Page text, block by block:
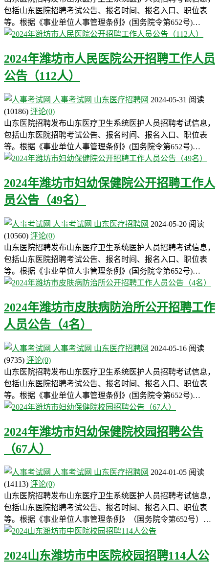
包括山东医院招聘考试公告、报名时间、报名入口、职位表
等。根据《事业单位人事管理条例》(国务院令第652号)…
2024年潍坊市人民医院公开招聘工作人员
公告（112人）
人事考试网 山东医疗招聘网 2024-05-31 阅读
(10186) 评论(0)
山东医院招聘发布山东医疗卫生系统医护人员招聘考试信息，
包括山东医院招聘考试公告、报名时间、报名入口、职位表
等。根据《事业单位人事管理条例》(国务院令第652号)…
2024年潍坊市妇幼保健院公开招聘工作人
员公告（49名）
人事考试网 山东医疗招聘网 2024-05-20 阅读
(10560) 评论(0)
山东医院招聘发布山东医疗卫生系统医护人员招聘考试信息，
包括山东医院招聘考试公告、报名时间、报名入口、职位表
等。根据《事业单位人事管理条例》(国务院令第652号)…
2024年潍坊市皮肤病防治所公开招聘工作
人员公告（4名）
人事考试网 山东医疗招聘网 2024-05-16 阅读
(9735) 评论(0)
山东医院招聘发布山东医疗卫生系统医护人员招聘考试信息，
包括山东医院招聘考试公告、报名时间、报名入口、职位表
等。根据《事业单位人事管理条例》(国务院令第652号)…
2024年潍坊市妇幼保健院校园招聘公告
（67人）
人事考试网 山东医疗招聘网 2024-01-05 阅读
(14113) 评论(0)
山东医院招聘发布山东医疗卫生系统医护人员招聘考试信息，
包括山东医院招聘考试公告、报名时间、报名入口、职位表
等。根据《事业单位人事管理条例》（国务院令第652号）…
2024山东潍坊市中医院校园招聘114人公